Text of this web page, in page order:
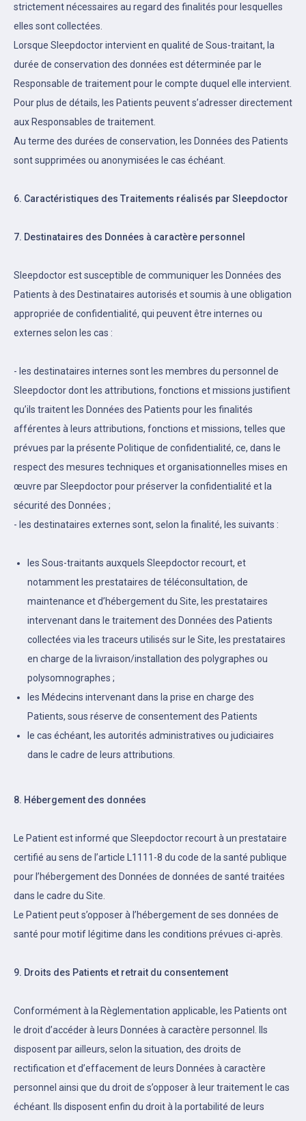
strictement nécessaires au regard des finalités pour lesquelles
elles sont collectées.
Lorsque Sleepdoctor intervient en qualité de Sous-traitant, la
durée de conservation des données est déterminée par le
Responsable de traitement pour le compte duquel elle intervient.
Pour plus de détails, les Patients peuvent s’adresser directement
aux Responsables de traitement.
Au terme des durées de conservation, les Données des Patients
sont supprimées ou anonymisées le cas échéant.
6. Caractéristiques des Traitements réalisés par Sleepdoctor
7. Destinataires des Données à caractère personnel
Sleepdoctor est susceptible de communiquer les Données des
Patients à des Destinataires autorisés et soumis à une obligation
appropriée de confidentialité, qui peuvent être internes ou
externes selon les cas :
- les destinataires internes sont les membres du personnel de
Sleepdoctor dont les attributions, fonctions et missions justifient
qu’ils traitent les Données des Patients pour les finalités
afférentes à leurs attributions, fonctions et missions, telles que
prévues par la présente Politique de confidentialité, ce, dans le
respect des mesures techniques et organisationnelles mises en
œuvre par Sleepdoctor pour préserver la confidentialité et la
sécurité des Données ;
- les destinataires externes sont, selon la finalité, les suivants :
les Sous-traitants auxquels Sleepdoctor recourt, et
notamment les prestataires de téléconsultation, de
maintenance et d’hébergement du Site, les prestataires
intervenant dans le traitement des Données des Patients
collectées via les traceurs utilisés sur le Site, les prestataires
en charge de la livraison/installation des polygraphes ou
polysomnographes ;
les Médecins intervenant dans la prise en charge des
Patients, sous réserve de consentement des Patients
le cas échéant, les autorités administratives ou judiciaires
dans le cadre de leurs attributions.
8. Hébergement des données
Le Patient est informé que Sleepdoctor recourt à un prestataire
certifié au sens de l’article L1111-8 du code de la santé publique
pour l’hébergement des Données de données de santé traitées
dans le cadre du Site.
Le Patient peut s’opposer à l’hébergement de ses données de
santé pour motif légitime dans les conditions prévues ci-après.
9. Droits des Patients et retrait du consentement
Conformément à la Règlementation applicable, les Patients ont
le droit d’accéder à leurs Données à caractère personnel. Ils
disposent par ailleurs, selon la situation, des droits de
rectification et d’effacement de leurs Données à caractère
personnel ainsi que du droit de s’opposer à leur traitement le cas
échéant. Ils disposent enfin du droit à la portabilité de leurs